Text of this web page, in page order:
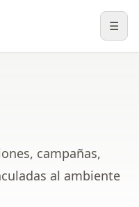
☰
campañas,
al ambiente